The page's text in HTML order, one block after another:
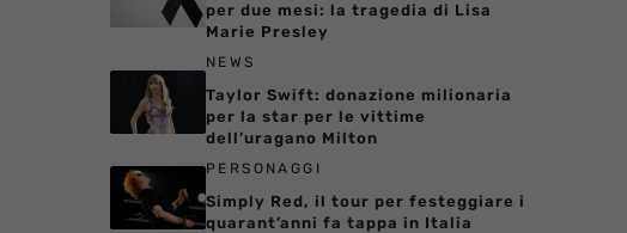
per due mesi: la tragedia di Lisa
Marie Presley
NEWS
Taylor Swift: donazione milionaria
per la star per le vittime
dell’uragano Milton
PERSONAGGI
Simply Red, il tour per festeggiare i
quarant’anni fa tappa in Italia